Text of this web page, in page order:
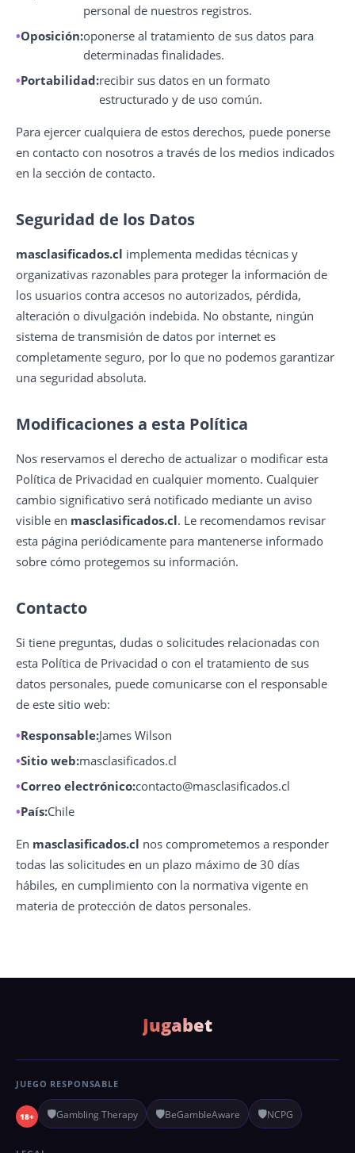
personal de nuestros registros.
Oposición:oponerse al tratamiento de sus datos para
determinadas finalidades.
Portabilidad:recibir sus datos en un formato
estructurado y de uso común.
Para ejercer cualquiera de estos derechos, puede ponerse
en contacto con nosotros a través de los medios indicados
en la sección de contacto.
Seguridad de los Datos
masclasificados.cl implementa medidas técnicas y
organizativas razonables para proteger la información de
los usuarios contra accesos no autorizados, pérdida,
alteración o divulgación indebida. No obstante, ningún
sistema de transmisión de datos por internet es
completamente seguro, por lo que no podemos garantizar
una seguridad absoluta.
Modificaciones a esta Política
Nos reservamos el derecho de actualizar o modificar esta
Política de Privacidad en cualquier momento. Cualquier
cambio significativo será notificado mediante un aviso
visible en masclasificados.cl. Le recomendamos revisar
esta página periódicamente para mantenerse informado
sobre cómo protegemos su información.
Contacto
Si tiene preguntas, dudas o solicitudes relacionadas con
esta Política de Privacidad o con el tratamiento de sus
datos personales, puede comunicarse con el responsable
de este sitio web:
Responsable:James Wilson
Sitio web:masclasificados.cl
Correo electrónico:contacto@masclasificados.cl
País:Chile
En masclasificados.cl nos comprometemos a responder
todas las solicitudes en un plazo máximo de 30 días
hábiles, en cumplimiento con la normativa vigente en
materia de protección de datos personales.
Jugabet
JUEGO RESPONSABLE
18+ 🛡️Gambling Therapy 🛡️BeGambleAware 🛡️NCPG